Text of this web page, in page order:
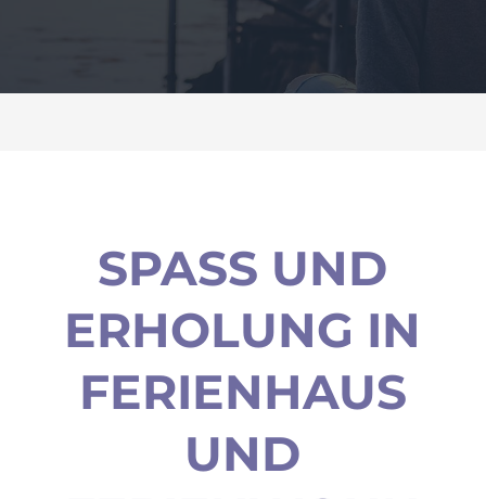
SPASS UND E
RHOLUNG IN F
ERIENHAUS U
ND F